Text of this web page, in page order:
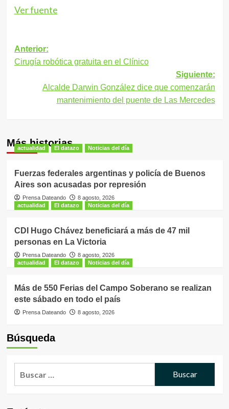
Ver fuente
Navegación
de
entradas
Anterior:
Cirugía robótica gratuita en el Clínico
Siguiente:
Alcalde Darwin González dice que comenzarán
mantenimiento del puente de Las Mercedes
Más historias
actualidad El datazo Noticias del día
Fuerzas federales argentinas y policía de Buenos
Aires son acusadas por represión
Prensa Dateando
8 agosto, 2026
actualidad
El datazo Noticias del día
CDI Hugo Chávez beneficiará a más de 47 mil
personas en La Victoria
Prensa Dateando
8 agosto, 2026
actualidad
El datazo Noticias del día
Más de 550 Ferias del Campo Soberano se realizan
este sábado en todo el país
Prensa Dateando 8 agosto, 2026
Búsqueda